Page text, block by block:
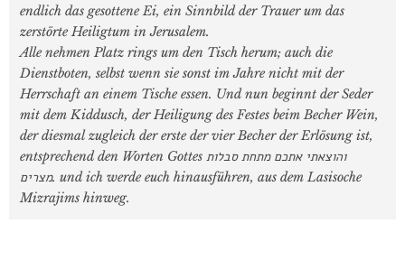
endlich das gesottene Ei, ein Sinnbild der Trauer um das
zerstörte Heiligtum in Jerusalem.
Alle nehmen Platz rings um den Tisch herum; auch die
Dienstboten, selbst wenn sie sonst im Jahre nicht mit der
Herrschaft an einem Tische essen. Und nun beginnt der Seder
mit dem Kiddusch, der Heiligung des Festes beim Becher Wein,
der diesmal zugleich der erste der vier Becher der Erlösung ist,
entsprechend den Worten Gottes והוצאתי אתכם מתחת סבלות
מצרים. und ich werde euch hinausführen, aus dem Lasisoche
Mizrajims hinweg.